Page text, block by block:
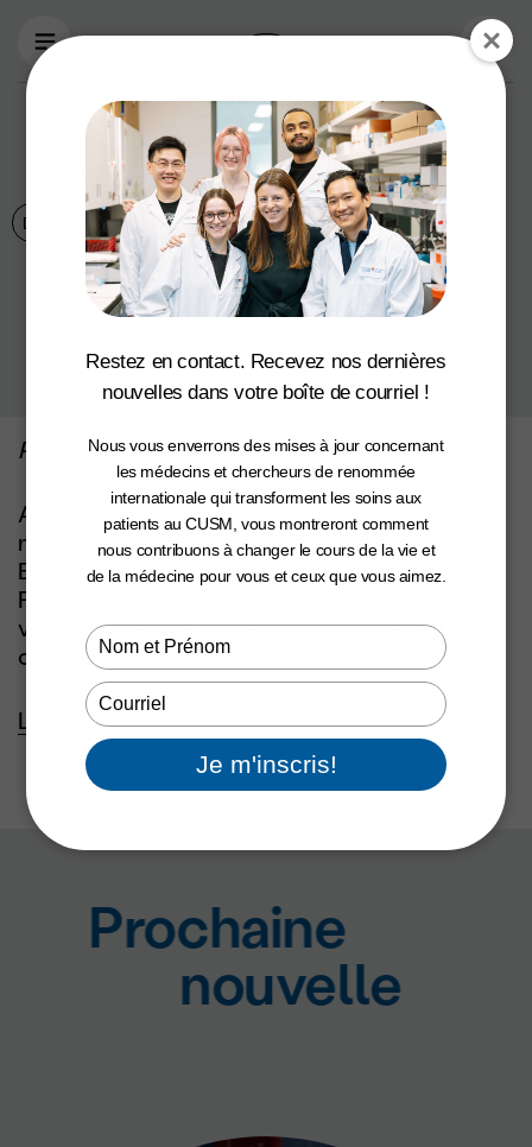
Aller au contenu principal
Un million pour la
santé du nord
Dans les nouvelles July 5, 2021
Publié le 3 juillet 2021 par La Presse
Afin d’aider à assurer une plus grande égalité en
matière d’accès aux soins de santé, le Groupe
Banque TD a remis un million de dollars à la
Fondation du CUSM pour un projet novateur
visant à améliorer l’accès aux soins de santé des
collectivités éloignées.
Lire ici
Prochaine
nouvelle
Restez en contact. Recevez nos dernières
nouvelles dans votre boîte de courriel !
Nous vous enverrons des mises à jour concernant
les médecins et chercheurs de renommée
internationale qui transforment les soins aux
patients au CUSM, vous montreront comment
nous contribuons à changer le cours de la vie et
de la médecine pour vous et ceux que vous aimez.
Type
your
name
Type
your
email
Je m'inscris!